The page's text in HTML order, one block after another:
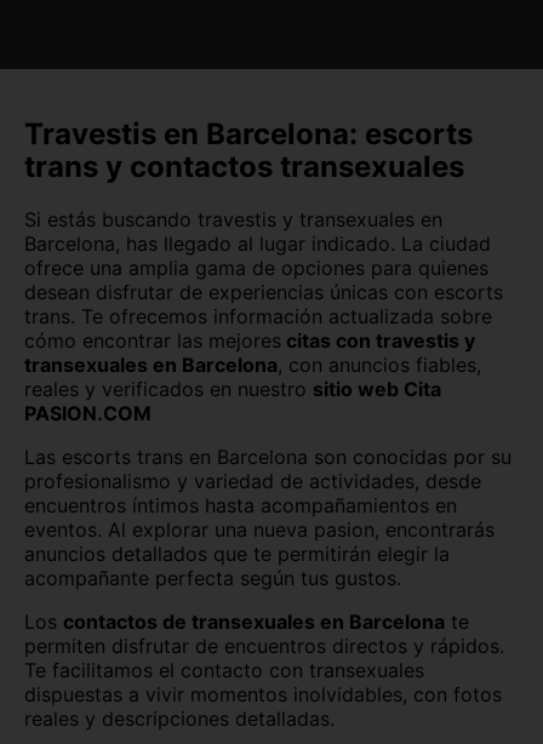
Logroño Lugo capital
Madrid capital Málaga capital
Melilla capital Murcia capital
Ourense capital Oviedo
Palencia capital Palma de Mallorca
Pamplona
Salamanca capital San Sebastián
Santa Cruz de Tenerife Santander
Segovia capital Sevilla capital
Soria capital Tarragona capital
Teruel capital Toledo capital
Valencia capital
Travestis en Barcelona: escorts
trans y contactos transexuales
Si estás buscando travestis y transexuales en
Barcelona, has llegado al lugar indicado. La ciudad
ofrece una amplia gama de opciones para quienes
desean disfrutar de experiencias únicas con escorts
trans. Te ofrecemos información actualizada sobre
cómo encontrar las mejores citas con travestis y
transexuales en Barcelona, con anuncios fiables,
reales y verificados en nuestro sitio web Cita
PASION.COM
Las escorts trans en Barcelona son conocidas por su
profesionalismo y variedad de actividades, desde
encuentros íntimos hasta acompañamientos en
eventos. Al explorar una nueva pasion, encontrarás
anuncios detallados que te permitirán elegir la
acompañante perfecta según tus gustos.
Los contactos de transexuales en Barcelona te
permiten disfrutar de encuentros directos y rápidos.
Te facilitamos el contacto con transexuales
dispuestas a vivir momentos inolvidables, con fotos
reales y descripciones detalladas.